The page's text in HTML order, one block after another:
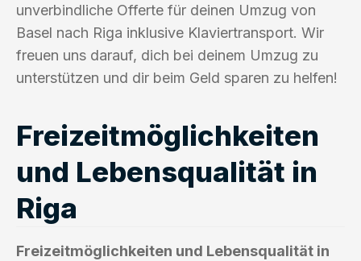
unverbindliche Offerte für deinen Umzug von
Basel nach Riga inklusive Klaviertransport. Wir
freuen uns darauf, dich bei deinem Umzug zu
unterstützen und dir beim Geld sparen zu helfen!
Freizeitmöglichkeiten
und Lebensqualität in
Riga
Freizeitmöglichkeiten und Lebensqualität in